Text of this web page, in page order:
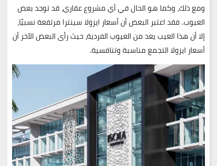
ومع ذلك، وكما هو الحال في أي مشروع عقاري، قد توجد بعض
العيوب. فقد اعتبر البعض أن أسعار ايزولا سينترا مرتفعة نسبيًا،
إلا أن هذا العيب يعد من العيوب الفردية، حيث رأى البعض الآخر أن
أسعار ايزولا التجمع مناسبة وتنافسية.